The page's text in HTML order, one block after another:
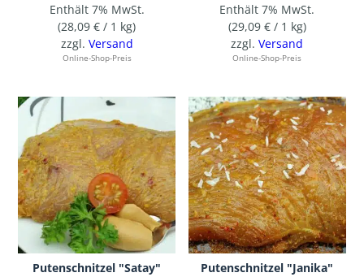
Enthält 7% MwSt.
(28,09€ / 1 kg)
zzgl. Versand
Online-Shop-Preis
Enthält 7% MwSt.
(29,09 €/ 1 kg)
zzgl.Versand
Online-Shop-Preis
Putenschnitzel "Satay"
Putenschnitzel "Janika"